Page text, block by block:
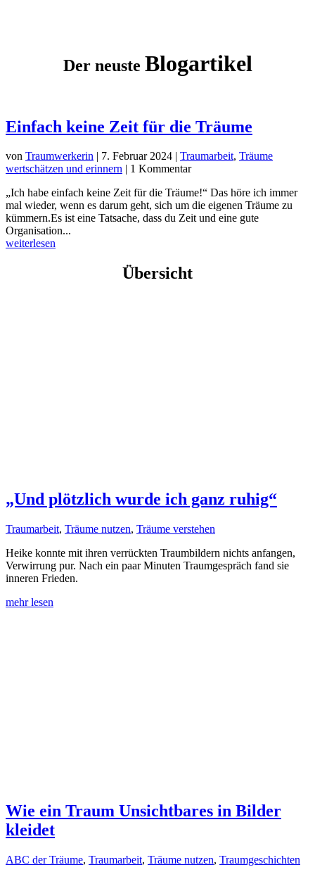
Der neuste Blogartikel
Einfach keine Zeit für die Träume
von Traumwerkerin | 7. Februar 2024 | Traumarbeit, Träume
wertschätzen und erinnern | 1 Kommentar
„Ich habe einfach keine Zeit für die Träume!“ Das höre ich immer
mal wieder, wenn es darum geht, sich um die eigenen Träume zu
kümmern.Es ist eine Tatsache, dass du Zeit und eine gute
Organisation...
weiterlesen
Übersicht
„Und plötzlich wurde ich ganz ruhig“
Traumarbeit, Träume nutzen, Träume verstehen
Heike konnte mit ihren verrückten Traumbildern nichts anfangen,
Verwirrung pur. Nach ein paar Minuten Traumgespräch fand sie
inneren Frieden.
mehr lesen
Wie ein Traum Unsichtbares in Bilder
kleidet
ABC der Träume, Traumarbeit, Träume nutzen, Traumgeschichten